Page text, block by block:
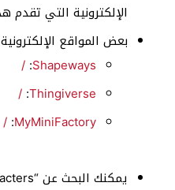
الإلكترونية التي تقدم
بعض المواقع
Shapeways
:
/
Thingiverse
:
/
MyMiniFactory
:
/